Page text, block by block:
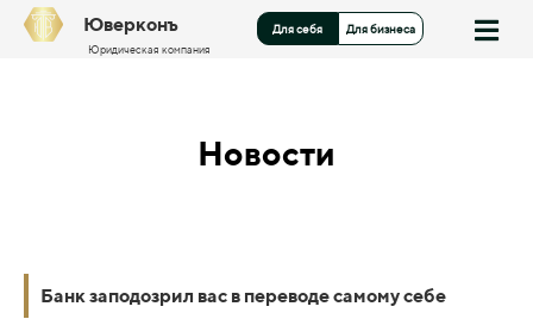
Юверконъ
Юридическая компания
Для себя Для бизнеса
Новости
Банк заподозрил вас в переводе самому себе